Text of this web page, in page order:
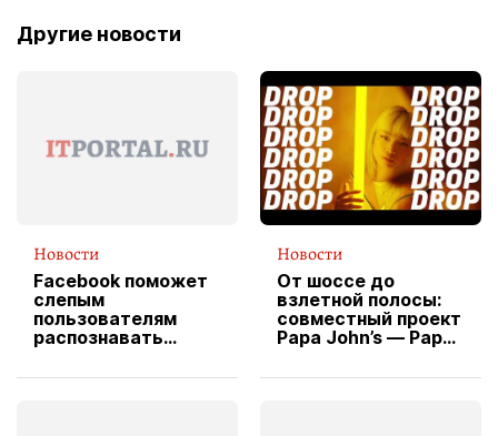
Другие новости
Новости
Facebook поможет
слепым
пользователям
распознавать
Новости
От шоссе до
взлетной полосы:
совместный проект
Papa John’s — Papa
вводит